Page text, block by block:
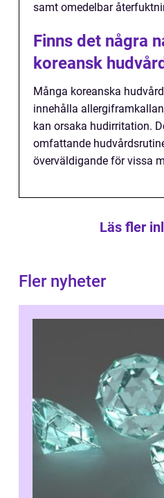
samt omedelbar
Finns det några
koreansk
Många koreanska
innehålla
kan orsaka hudirritation.
omfattande
överväldigande för vissa
Läs fler
Fler nyheter